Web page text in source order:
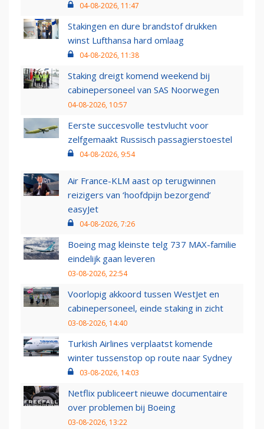
04-08-2026, 11:47
Stakingen en dure brandstof drukken
winst Lufthansa hard omlaag
04-08-2026, 11:38
Staking dreigt komend weekend bij
cabinepersoneel van SAS Noorwegen
04-08-2026, 10:57
Eerste succesvolle testvlucht voor
zelfgemaakt Russisch passagierstoestel
04-08-2026, 9:54
Air France-KLM aast op terugwinnen
reizigers van ‘hoofdpijn bezorgend’
easyJet
04-08-2026, 7:26
Boeing mag kleinste telg 737 MAX-familie
eindelijk gaan leveren
03-08-2026, 22:54
Voorlopig akkoord tussen WestJet en
cabinepersoneel, einde staking in zicht
03-08-2026, 14:40
Turkish Airlines verplaatst komende
winter tussenstop op route naar Sydney
03-08-2026, 14:03
Netflix publiceert nieuwe documentaire
over problemen bij Boeing
03-08-2026, 13:22